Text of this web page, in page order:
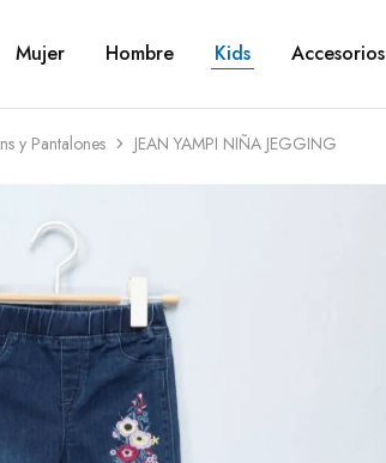
Mujer Hombre Kids Accesorios
y Pantalones JEAN YAMPI NIÑA JEGGING